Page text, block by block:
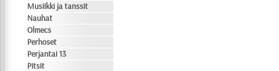
Musiikki ja tanssit
Nauhat
Olmecs
Perhoset
Perjantai 13
Pitsit